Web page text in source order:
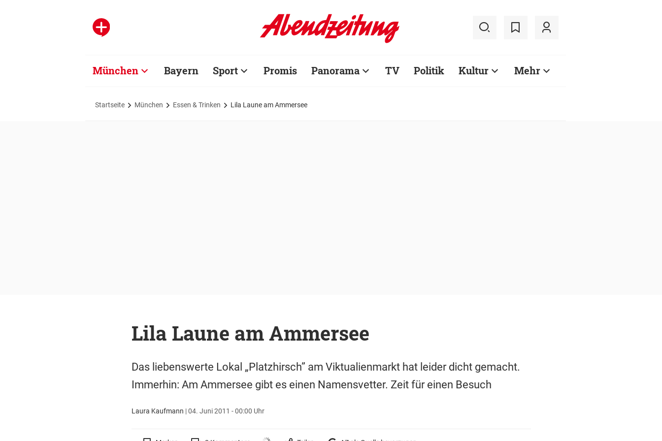
München Bayern Sport Promis Panorama TV Politik Kultur Mehr
Startseite München Essen & Trinken Lila Laune am Ammersee
Lila Laune am Ammersee
Das liebenswerte Lokal „Platzhirsch” am Viktualienmarkt hat leider dicht gemacht.
Immerhin: Am Ammersee gibt es einen Namensvetter. Zeit für einen Besuch
Laura Kaufmann |04. Juni 2011 - 00:00 Uhr